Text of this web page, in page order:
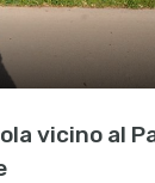
vicino al